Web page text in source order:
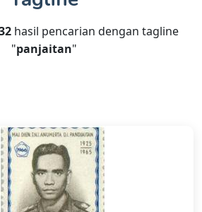
hasil pencarian dengan tagline
"panjaitan"